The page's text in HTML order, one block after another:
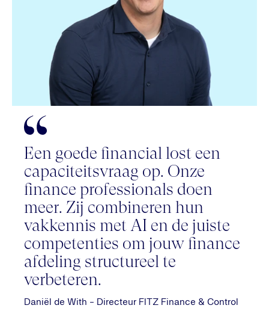
Een goede financial lost een
capaciteitsvraag op. Onze
finance professionals doen
meer. Zij combineren hun
vakkennis met AI en de juiste
competenties om jouw finance
afdeling structureel te
verbeteren.
Daniël de With - Directeur FITZ Finance & Control